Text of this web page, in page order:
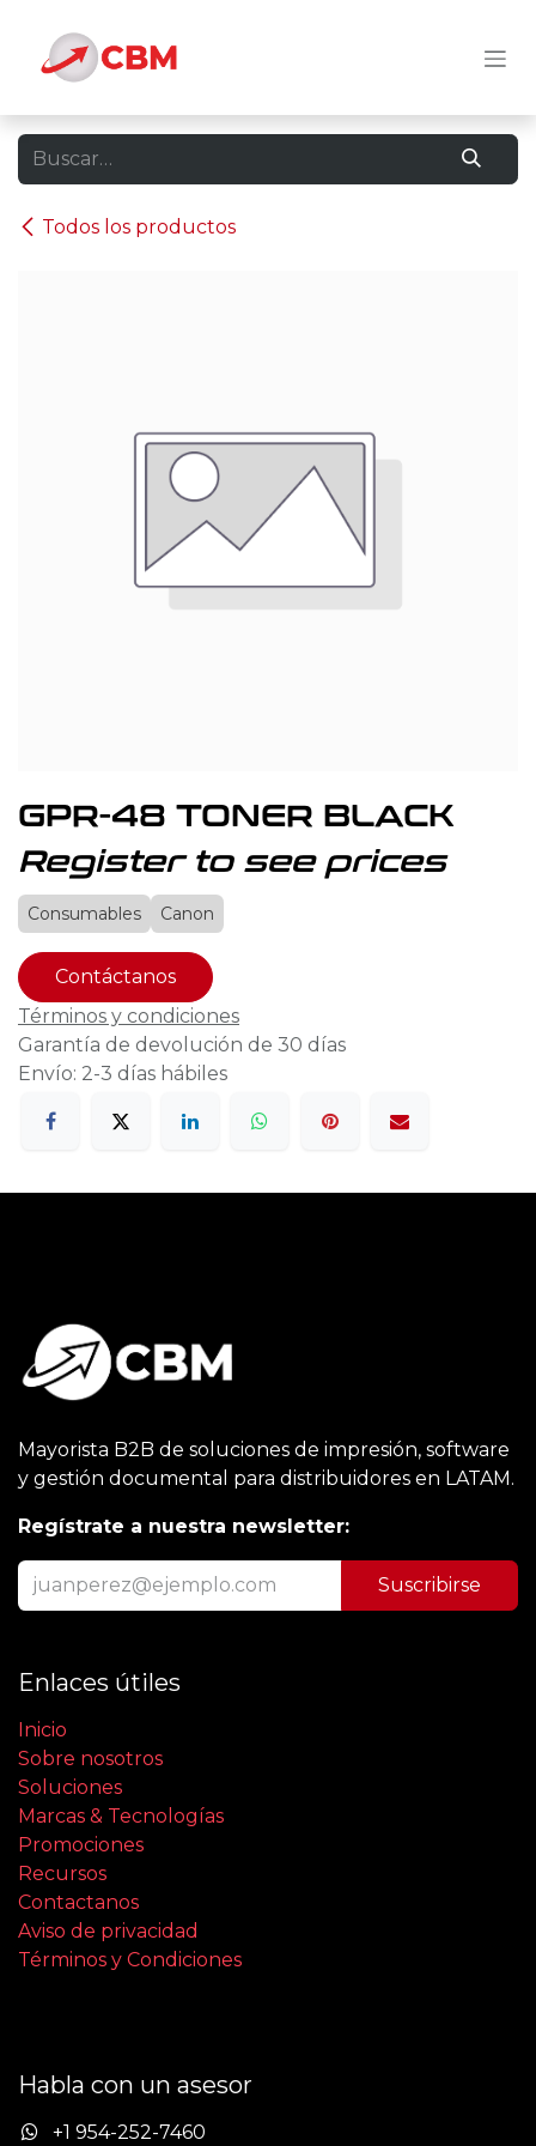
Todos los productos
GPR-48 TONER BLACK
Register to see prices
Consumables Canon
Contáctanos
Términos y condiciones
Garantía de devolución de 30 días
Envío: 2-3 días hábiles
Mayorista B2B de soluciones de impresión, software
y gestión documental para distribuidores en LATAM.
Regístrate a nuestra newsletter:
Suscribirse
Enlaces útiles
Inicio
Sobre nosotros
Soluciones
Marcas & Tecnologías
Promociones
Recursos
Contactanos
Aviso de privacidad
Términos y Condiciones
Habla con un asesor
+1 954-252-7460